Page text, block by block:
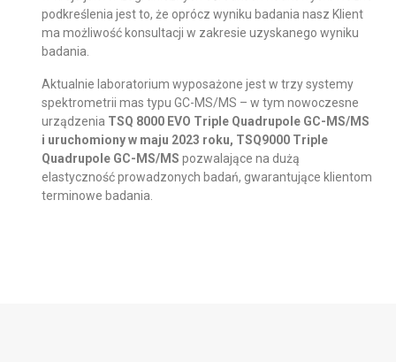
podkreślenia jest to, że oprócz wyniku badania nasz Klient
ma możliwość konsultacji w zakresie uzyskanego wyniku
badania.
Aktualnie laboratorium wyposażone jest w trzy systemy
spektrometrii mas typu GC-MS/MS – w tym nowoczesne
urządzenia TSQ 8000 EVO Triple Quadrupole GC-MS/MS
i uruchomiony w maju 2023 roku, TSQ9000 Triple
Quadrupole GC-MS/MSpozwalające na dużą
elastyczność prowadzonych badań, gwarantujące klientom
terminowe badania.